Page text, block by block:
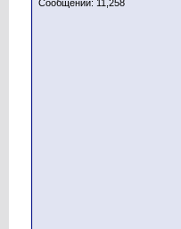
Сообщений: 11,258